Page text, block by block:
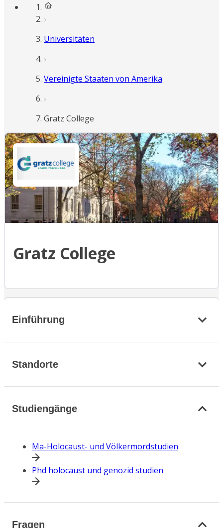
Universitäten
Vereinigte Staaten von Amerika
Gratz College
Gratz College
Einführung
Standorte
Studiengänge
Ma-Holocaust- und Völkermordstudien
Phd holocaust und genozid studien
Fragen